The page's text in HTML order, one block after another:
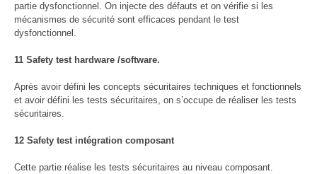
partie dysfonctionnel. On injecte des défauts et on vérifie si les
mécanismes de sécurité sont efficaces pendant le test
dysfonctionnel.
11 Safety test hardware /software.
Après avoir défini les concepts sécuritaires techniques et fonctionnels
et avoir défini les tests sécuritaires, on s’occupe de réaliser les tests
sécuritaires.
12 Safety test intégration composant
Cette partie réalise les tests sécuritaires au niveau composant.